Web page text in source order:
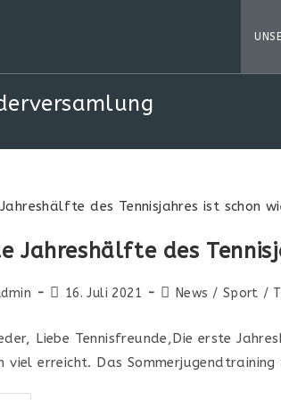
Jahreshälfte des
16. Juli 2021 News / Sport /
Liebe Tennisfreunde,Die erste
viel erreicht. Das